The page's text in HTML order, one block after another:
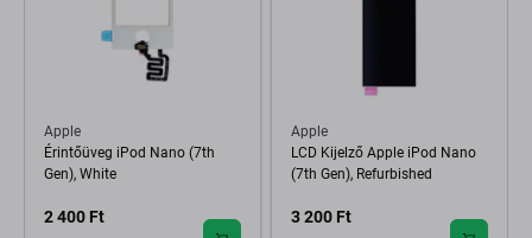
Apple
Érintőüveg iPod Nano (7th
Gen), White
2 400 Ft
Apple
LCD Kijelző Apple iPod Nano
(7th Gen), Refurbished
3 200 Ft